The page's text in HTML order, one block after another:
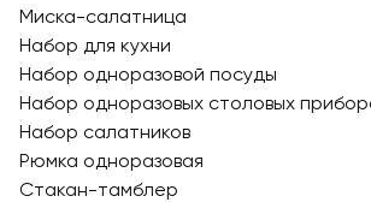
Миска-салатница
Набор для кухни
Набор одноразовой посуды
Набор одноразовых столовых
Набор салатников
Рюмка одноразовая
Стакан-тамблер